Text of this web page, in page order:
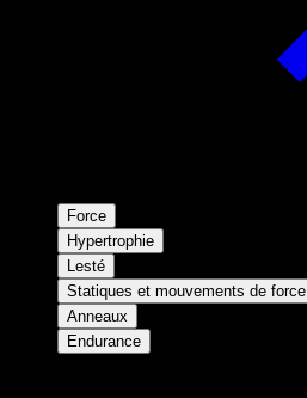
Force
Hypertrophie
Lesté
Statiques et mouvements de force
Anneaux
Endurance